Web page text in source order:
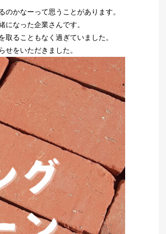
かなーって思うことがあります。
になった企業さんです。
ることもなく過ぎていました。
をいただきました。